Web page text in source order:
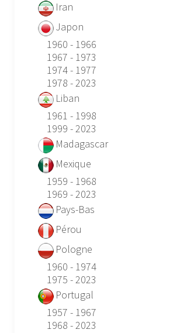
Iran
Japon
1960 - 1966
1967 - 1973
1974 - 1977
1978 - 2023
Liban
1961 - 1998
1999 - 2023
Madagascar
Mexique
1959 - 1968
1969 - 2023
Pays-Bas
Pérou
Pologne
1960 - 1974
1975 - 2023
Portugal
1957 - 1967
1968 - 2023